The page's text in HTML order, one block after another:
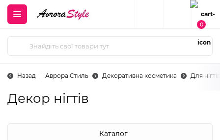
0
Назад Аврора Стиль Декоративна косметика Для нігтів
Декор нігтів
Каталог